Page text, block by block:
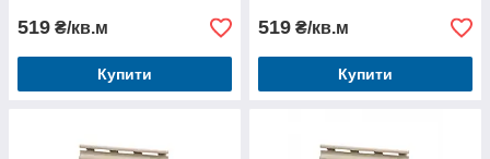
519 ₴/кв.м
Купити
519 ₴/кв.м
Купити